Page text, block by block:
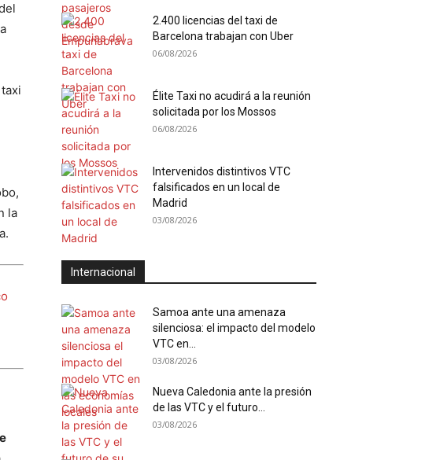
la
2.400 licencias del taxi de
Barcelona trabajan con Uber
06/08/2026
Élite Taxi no acudirá a la reunión
solicitada por los Mossos
06/08/2026
Intervenidos distintivos VTC
falsificados en un local de
Madrid
03/08/2026
Internacional
Samoa ante una amenaza
silenciosa: el impacto del modelo
VTC en...
03/08/2026
Nueva Caledonia ante la presión
de las VTC y el futuro...
03/08/2026